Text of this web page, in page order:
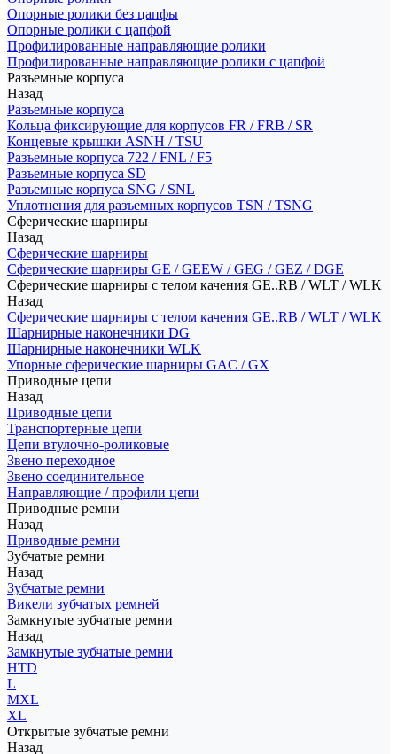
Опорные ролики без цапфы
Опорные ролики с цапфой
Профилированные направляющие ролики
Профилированные направляющие ролики с цапфой
Разъемные корпуса
Назад
Разъемные корпуса
Кольца фиксирующие для корпусов FR / FRB / SR
Концевые крышки ASNH / TSU
Разъемные корпуса 722 / FNL / F5
Разъемные корпуса SD
Разъемные корпуса SNG / SNL
Уплотнения для разъемных корпусов TSN / TSNG
Сферические шарниры
Назад
Сферические шарниры
Сферические шарниры GE / GEEW / GEG / GEZ / DGE
Сферические шарниры с телом качения GE..RB / WLT / WLK
Назад
Сферические шарниры с телом качения GE..RB / WLT / WLK
Шарнирные наконечники DG
Шарнирные наконечники WLK
Упорные сферические шарниры GAC / GX
Приводные цепи
Назад
Приводные цепи
Транспортерные цепи
Цепи втулочно-роликовые
Звено переходное
Звено соединительное
Направляющие / профили цепи
Приводные ремни
Назад
Приводные ремни
Зубчатые ремни
Назад
Зубчатые ремни
Викели зубчатых ремней
Замкнутые зубчатые ремни
Назад
Замкнутые зубчатые ремни
HTD
L
MXL
XL
Открытые зубчатые ремни
Назад